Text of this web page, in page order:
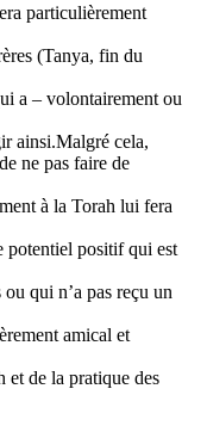
particulièrement
(Tanya, fin du
a – volontairement ou
ainsi.Malgré cela,
ne pas faire de
à la Torah lui fera
potentiel positif qui est
qui n’a pas reçu un
amical et
et de la pratique des